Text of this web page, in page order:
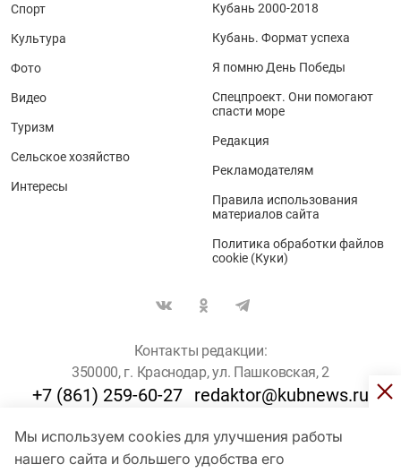
Мы используем cookies для улучшения работы
нашего сайта и большего удобства его
Спорт
Культура
Фото
Видео
Туризм
Сельское хозяйство
Интересы
Кубань 2000-2018
Кубань. Формат успеха
Я помню День Победы
Спецпроект. Они помогают
спасти море
Редакция
Рекламодателям
Правила использования
материалов сайта
Политика обработки файлов
cookie (Куки)
Контакты редакции:
350000, г. Краснодар, ул. Пашковская, 2
+7 (861) 259-60-27 redaktor@kubnews.ru
Для пользователей старше 16 лет